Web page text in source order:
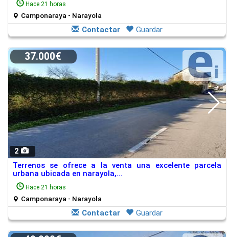
Hace 21 horas
Camponaraya - Narayola
Contactar Guardar
2
37.000€
Terrenos se ofrece a la venta una excelente parcela
urbana ubicada en narayola,...
Hace 21 horas
Camponaraya - Narayola
Contactar Guardar